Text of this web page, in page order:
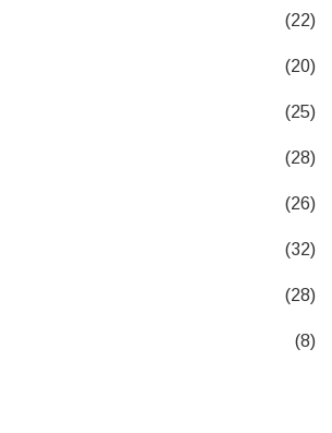
(22)
(20)
(25)
(28)
(26)
(32)
(28)
(8)